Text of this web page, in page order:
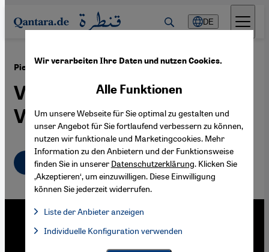
Direkt zum Inhalt springen
DE
Pierre Jarawan: "Am Ende bleiben die Zedern" ·17.07.2019
Versöhnung mit der
Vergangenheit
Deutsch English عربي
Wir verarbeiten Ihre Daten und nutzen Cookies.
Alle Funktionen
Um unsere Webseite für Sie optimal zu gestalten und
unser Angebot für Sie fortlaufend verbessern zu können,
nutzen wir funktionale und Marketingcookies. Mehr
Information zu den Anbietern und der Funktionsweise
finden Sie in unserer Datenschutzerklärung. Klicken Sie
‚Akzeptieren‘, um einzuwilligen. Diese Einwilligung
können Sie jederzeit widerrufen.
Liste der Anbieter anzeigen
Facebook Embed / Facebook Connect, Google Maps Embed,
Facebook Embed / Facebook Connect
Individuelle Konfiguration verwenden